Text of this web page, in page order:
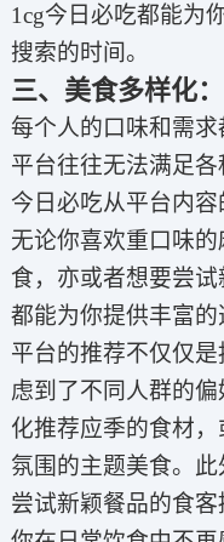
1cg今日必吃都能为
搜索的时间。
三、美食多样化
每个人的口味和需
平台往往无法满足
今日必吃从平台内容
无论你喜欢重口味
食，亦或者想要尝
都能为你提供丰富的
平台的推荐不仅仅
虑到了不同人群的
化推荐应季的食材
氛围的主题美食。
尝试新颖餐品的食